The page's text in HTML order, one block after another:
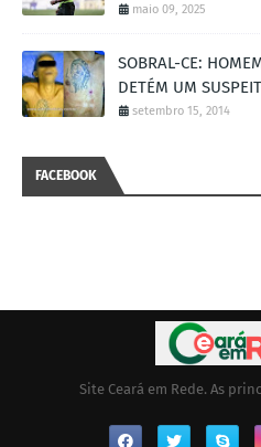
maio 09, 2025
SOBRAL-CE:
DETÉM UM
setembro 15, 2014
FACEBOOK
Site Ceará em Rede. As